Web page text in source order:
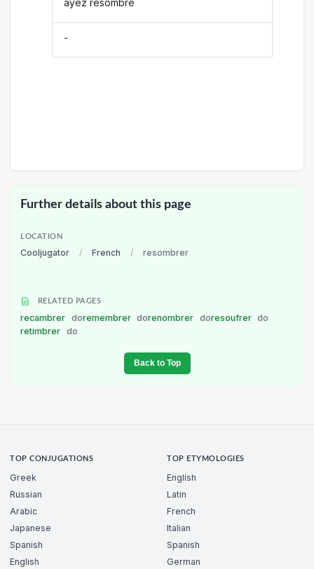
ayez resombré
-
Further details about this page
LOCATION
Cooljugator / French / resombrer
RELATED PAGES
recambrer doremembrer dorenombrer doresoufrer do
retimbrer do
Back to Top
TOP CONJUGATIONS
Greek
Russian
Arabic
Japanese
Spanish
English
TOP ETYMOLOGIES
English
Latin
French
Italian
Spanish
German